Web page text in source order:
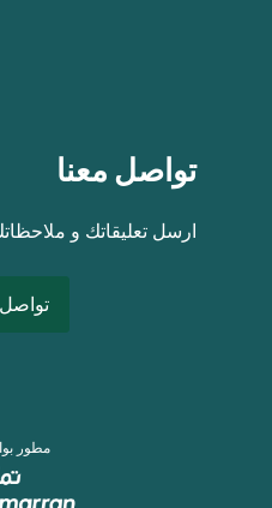
تواصل معنا
ارسل تعليقاتك و
مطور